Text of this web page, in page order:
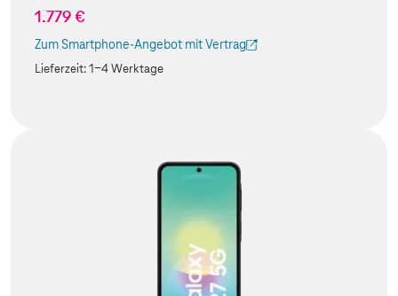
1.779 €
Zum Smartphone-Angebot mit Vertrag
(Der Link wird in einem neuen Tab geöffnet)
Lieferzeit:1-4 Werktage